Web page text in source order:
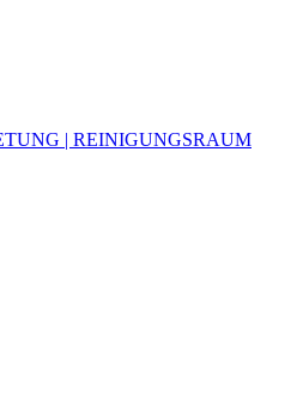
| REINIGUNGSRAUM